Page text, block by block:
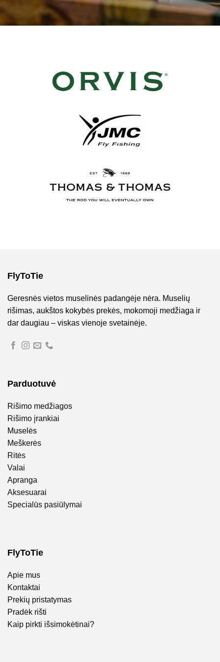
FlyToTie
Geresnės vietos muselinės padangėje nėra. Muselių
rišimas, aukštos kokybės prekės, mokomoji medžiaga ir
dar daugiau – viskas vienoje svetainėje.
Parduotuvė
Rišimo medžiagos
Rišimo įrankiai
Muselės
Meškerės
Ritės
Valai
Apranga
Aksesuarai
Specialūs pasiūlymai
FlyToTie
Apie mus
Kontaktai
Prekių pristatymas
Pradėk rišti
Kaip pirkti išsimokėtinai?